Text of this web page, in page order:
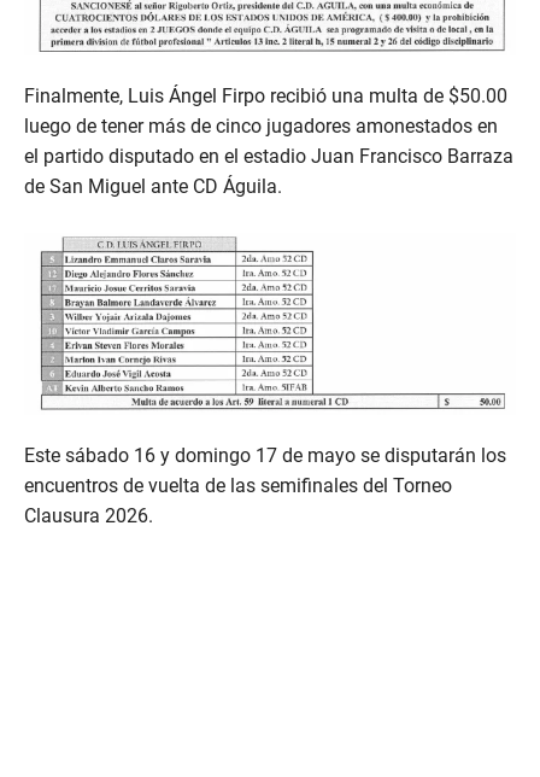
Finalmente, Luis Ángel Firpo recibió una multa de $50.00
luego de tener más de cinco jugadores amonestados en
el partido disputado en el estadio Juan Francisco Barraza
de San Miguel ante CD Águila.
Este sábado 16 y domingo 17 de mayo se disputarán los
encuentros de vuelta de las semifinales del Torneo
Clausura 2026.